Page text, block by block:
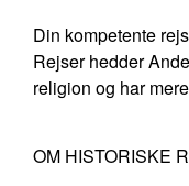
Din kompetente
Rejser hedder
religion og har
OM HISTORISKE